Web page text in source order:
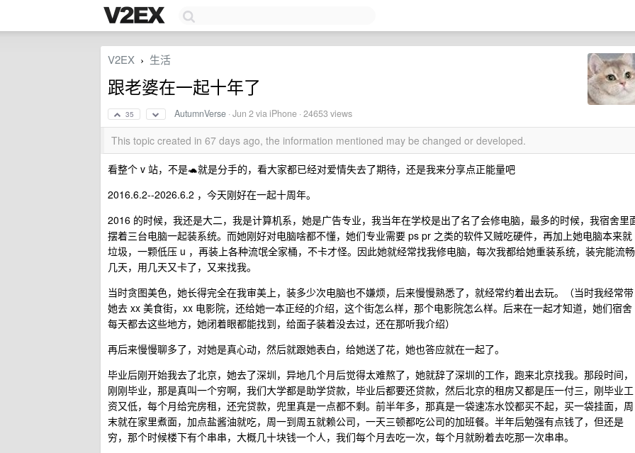
V2EX › 生活
跟老婆在一起十年了
35 AutumnVerse ·Jun 2via iPhone · 24653 views
This topic created in 67 days ago, the information mentioned may be changed or developed.
看整个 v 站，不是🐢就是分手的，看大家都已经对爱情失去了期待，还是我来分享点正能量吧
2016.6.2--2026.6.2 ，今天刚好在一起十周年。
2016 的时候，我还是大二，我是计算机系，她是广告专业，我当年在学校是出了名了会修电脑，最多的时候，我宿舍里
摆着三台电脑一起装系统。而她刚好对电脑啥都不懂，她们专业需要 ps pr 之类的软件又贼吃硬件，再加上她电脑本来就
垃圾，一颗低压 u ，再装上各种流氓全家桶，不卡才怪。因此她就经常找我修电脑，每次我都给她重装系统，装完能流畅
几天，用几天又卡了，又来找我。
当时贪图美色，她长得完全在我审美上，装多少次电脑也不嫌烦，后来慢慢熟悉了，就经常约着出去玩。（当时我经常带
她去 xx 美食街，xx 电影院，还给她一本正经的介绍，这个街怎么样，那个电影院怎么样。后来在一起才知道，她们宿舍
每天都去这些地方，她闭着眼都能找到，给面子装着没去过，还在那听我介绍）
再后来慢慢聊多了，对她是真心动，然后就跟她表白，给她送了花，她也答应就在一起了。
毕业后刚开始我去了北京，她去了深圳，异地几个月后觉得太难熬了，她就辞了深圳的工作，跑来北京找我。那段时间，
刚刚毕业，那是真叫一个穷啊，我们大学都是助学贷款，毕业后都要还贷款，然后北京的租房又都是压一付三，刚毕业工
资又低，每个月给完房租，还完贷款，兜里真是一点都不剩。前半年多，那真是一袋速冻水饺都买不起，买一袋挂面，周
末就在家里煮面，加点盐酱油就吃，周一到周五就赖公司，一天三顿都吃公司的加班餐。半年后勉强有点钱了，但还是
穷，那个时候楼下有个串串，大概几十块钱一个人，我们每个月去吃一次，每个月就盼着去吃那一次串串。